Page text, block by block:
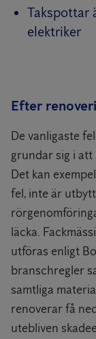
Takspottar
elektriker
Efter
De vanligaste
grundar sig i
Det kan
fel, inte är
läcka.
utföras enligt
branschregler
samtliga
renoverar få
utebliven